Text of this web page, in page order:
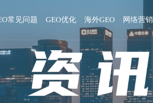
常见问题 GEO优化 海外GEO 网络营销